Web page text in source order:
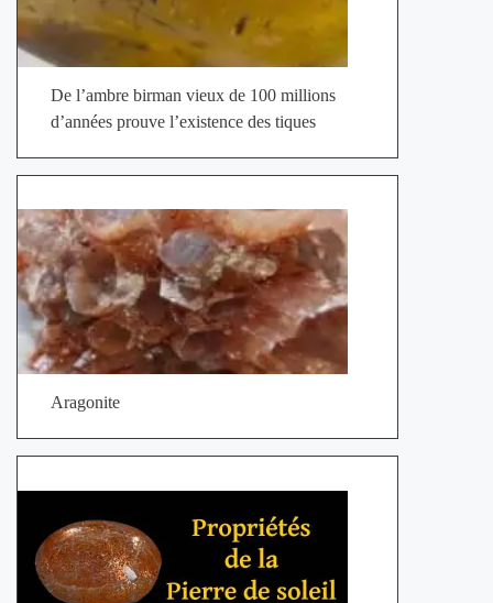
De l’ambre birman vieux de 100 millions
d’années prouve l’existence des tiques
Aragonite